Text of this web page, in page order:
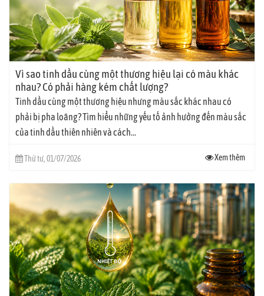
Vì sao tinh dầu cùng một thương hiệu lại có màu khác
nhau? Có phải hàng kém chất lượng?
Tinh dầu cùng một thương hiệu nhưng màu sắc khác nhau có
phải bị pha loãng? Tìm hiểu những yếu tố ảnh hưởng đến màu sắc
của tinh dầu thiên nhiên và cách...
Thứ tư, 01/07/2026 Xem thêm